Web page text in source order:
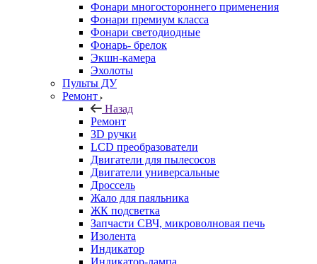
Фонари многостороннего применения
Фонари премиум класса
Фонари светодиодные
Фонарь- брелок
Экшн-камера
Эхолоты
Пульты ДУ
Ремонт
Назад
Ремонт
3D ручки
LCD преобразователи
Двигатели для пылесосов
Двигатели универсальные
Дроссель
Жало для паяльника
ЖК подсветка
Запчасти СВЧ, микроволновая печь
Изолента
Индикатор
Индикатор-лампа